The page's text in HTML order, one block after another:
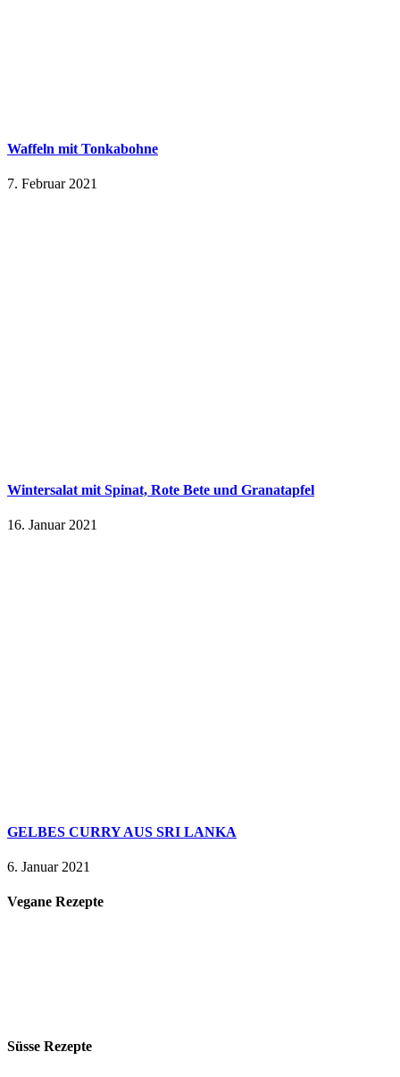
Waffeln mit Tonkabohne
7. Februar 2021
Wintersalat mit Spinat, Rote Bete und Granatapfel
16. Januar 2021
GELBES CURRY AUS SRI LANKA
6. Januar 2021
Vegane Rezepte
Süsse Rezepte